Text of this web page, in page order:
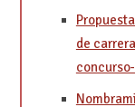
de